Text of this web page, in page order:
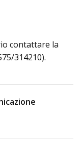
contattare la
314210).